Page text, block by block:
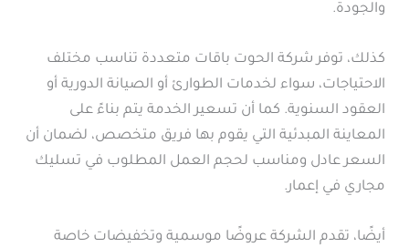
والجودة.
كذلك، توفر شركة الحوت باقات متعددة تناسب مختلف
الاحتياجات، سواء لخدمات الطوارئ أو الصيانة الدورية أو
العقود السنوية. كما أن تسعير الخدمة يتم بناءً على
المعاينة المبدئية التي يقوم بها فريق متخصص، لضمان أن
السعر عادل ومناسب لحجم العمل المطلوب في تسليك
مجاري في إعمار.
أيضًا، تقدم الشركة عروضًا موسمية وتخفيضات خاصة